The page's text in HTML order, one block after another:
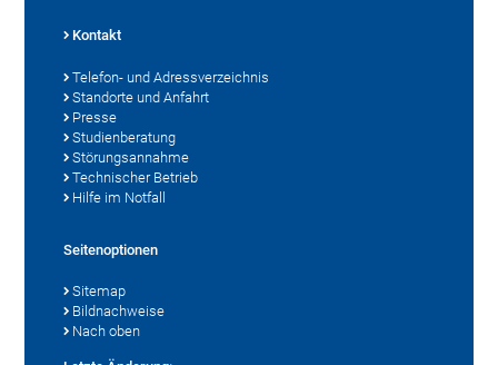
Kontakt
Telefon- und Adressverzeichnis
Standorte und Anfahrt
Presse
Studienberatung
Störungsannahme
Technischer Betrieb
Hilfe im Notfall
Seitenoptionen
Sitemap
Bildnachweise
Nach oben